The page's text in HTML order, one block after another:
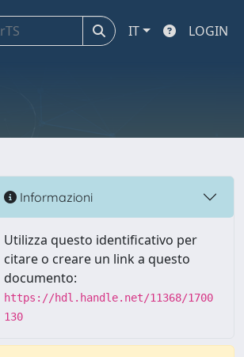
IT LOGIN
Informazioni
Utilizza questo identificativo per
citare o creare un link a questo
documento:
https://hdl.handle.net/11368/1700
130